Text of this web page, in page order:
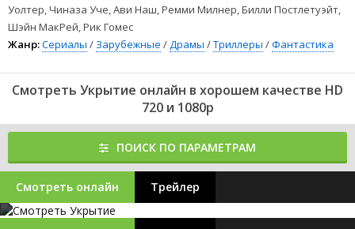
Уолтер, Чиназа Уче, Ави Наш, Ремми Милнер, Билли Постлетуэйт,
Шэйн МакРей, Рик Гомес
Жанр:Сериалы / Зарубежные /Драмы /Триллеры /Фантастика
Смотреть Укрытие онлайн в хорошем качестве HD
720 и 1080p
ПОИСК ПО ПАРАМЕТРАМ
Смотреть онлайн Трейлер